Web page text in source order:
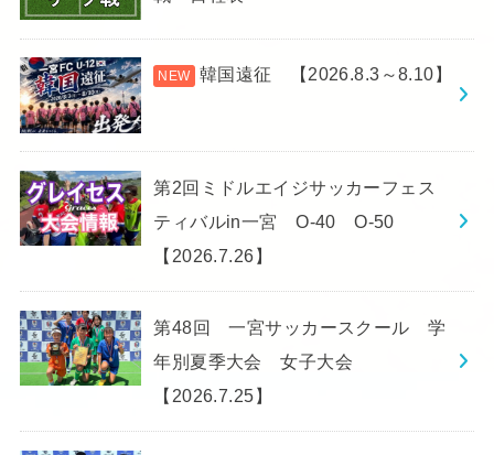
韓国遠征 【2026.8.3～8.10】
第2回ミドルエイジサッカーフェス
ティバルin一宮 O-40 O-50
【2026.7.26】
第48回 一宮サッカースクール 学
年別夏季大会 女子大会
【2026.7.25】